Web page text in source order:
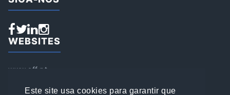
Este site usa cookies para garantir que
WEBSITES
www.aff.pt
www.loja.affsports.pt